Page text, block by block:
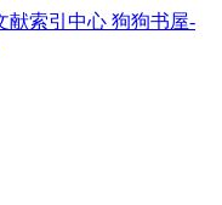
狗狗书屋-